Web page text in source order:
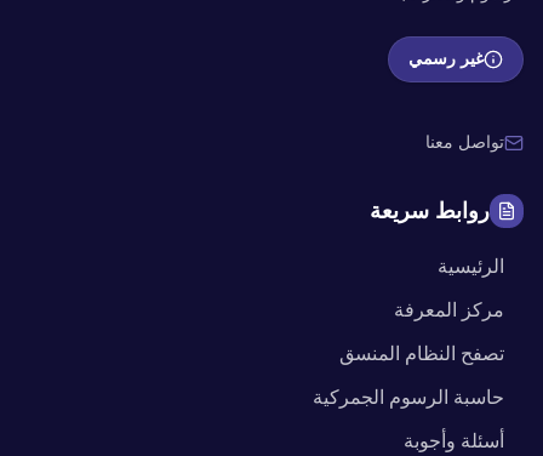
غير رسمي
تواصل معنا
روابط سريعة
الرئيسية
مركز المعرفة
تصفح النظام المنسق
حاسبة الرسوم الجمركية
أسئلة وأجوبة